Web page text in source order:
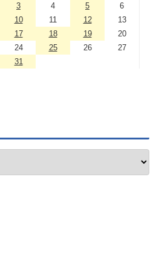
3 4 5
6
10 11 12
13
17 18 19
20
24 25 26
27
31